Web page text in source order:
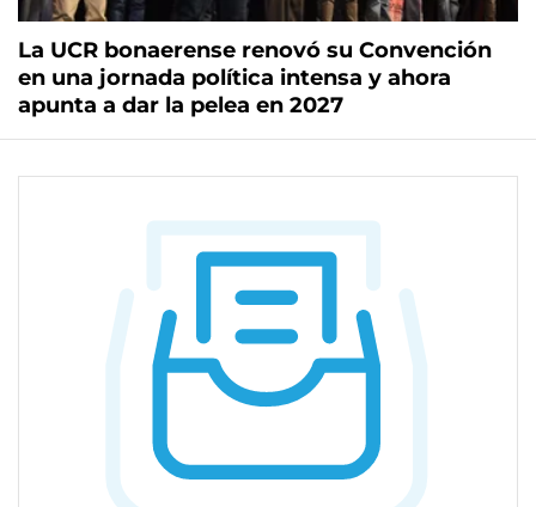
La UCR bonaerense renovó su Convención
en una jornada política intensa y ahora
apunta a dar la pelea en 2027